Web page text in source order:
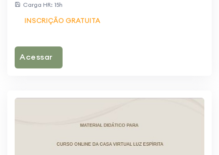
Carga HR: 15h
INSCRIÇÃO GRATUITA
Acessar